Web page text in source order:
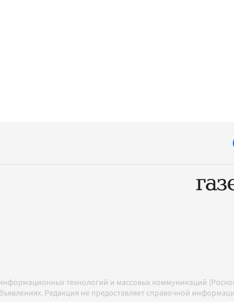
технологий и массовых коммуникаций
Редакция не предоставляет справочной